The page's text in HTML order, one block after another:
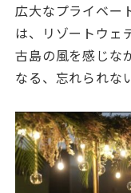
広大なプライベー
は、リゾートウェ
古島の風を感じな
なる、忘れられな